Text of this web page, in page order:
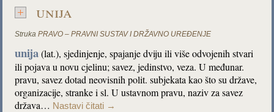
unija
Struka PRAVO – PRAVNI SUSTAV I DRŽAVNO UREĐENJE
unija(lat.), sjedinjenje, spajanje dviju ili više odvojenih stvari
ili pojava u novu cjelinu; savez, jedinstvo, veza. U međunar.
pravu, savez dotad neovisnih polit. subjekata kao što su države,
organizacije, stranke i sl. U ustavnom pravu, naziv za savez
država… Nastavi čitati →